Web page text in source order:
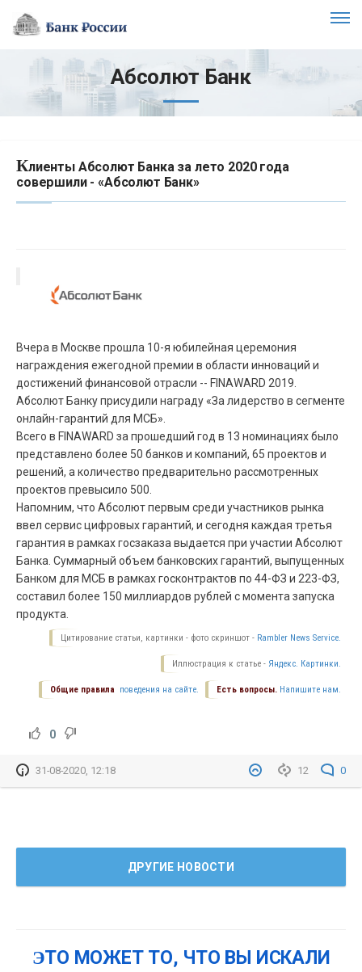
Абсолют Банк
Клиенты Абсолют Банка за лето 2020 года
совершили - «Абсолют Банк»
Вчера в Москве прошла 10-я юбилейная церемония
награждения ежегодной премии в области инноваций и
достижений финансовой отрасли -- FINAWARD 2019.
Абсолют Банку присудили награду «За лидерство в сегменте
онлайн-гарантий для МСБ».
Всего в FINAWARD за прошедший год в 13 номинациях было
представлено более 50 банков и компаний, 65 проектов и
решений, а количество предварительно рассмотренных
проектов превысило 500.
Напомним, что Абсолют первым среди участников рынка
ввел сервис цифровых гарантий, и сегодня каждая третья
гарантия в рамках госзаказа выдается при участии Абсолют
Банка. Cуммарный объем банковских гарантий, выпущенных
Банком для МСБ в рамках госконтрактов по 44-ФЗ и 223-ФЗ,
составил более 150 миллиардов рублей с момента запуска
продукта.
Цитирование статьи, картинки - фото скриншот - Rambler News Service.
Иллюстрация к статье - Яндекс. Картинки.
Есть вопросы. Напишите нам.
Общие правила поведения на сайте.
0
12 0
31-08-2020, 12:18
ДРУГИЕ НОВОСТИ
ЭТО МОЖЕТ ТО, ЧТО ВЫ ИСКАЛИ